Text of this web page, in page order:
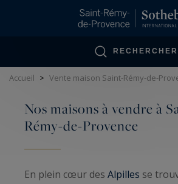
RECHERCHER
Accueil > Vente maison Saint-Rémy-de-
Nos maisons à vendre à
Rémy-de-Provence
En plein cœur des Alpilles se